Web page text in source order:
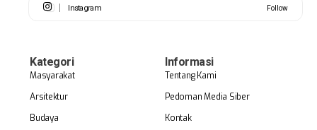
Instagram Follow
Kategori
Masyarakat
Arsitektur
Budaya
Informasi
Tentang Kami
Pedoman Media Siber
Kontak